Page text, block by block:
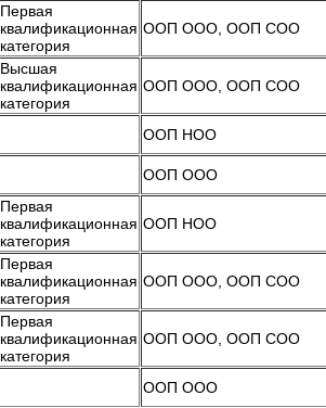
Первая
квалификационная
категория
ООП ООО, ООП СОО
Высшая
квалификационная
категория
ООП ООО, ООП СОО
ООП НОО
ООП ООО
Первая
квалификационная
категория
ООП НОО
Первая
квалификационная
категория
ООП ООО, ООП СОО
Первая
квалификационная
категория
ООП ООО, ООП СОО
ООП ООО